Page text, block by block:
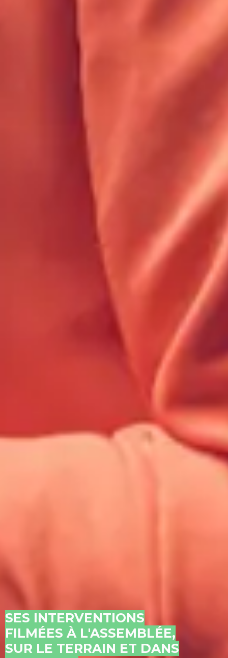
SES INTERVENTIONS
FILMÉES À L'ASSEMBLÉE,
SUR LE TERRAIN ET DANS